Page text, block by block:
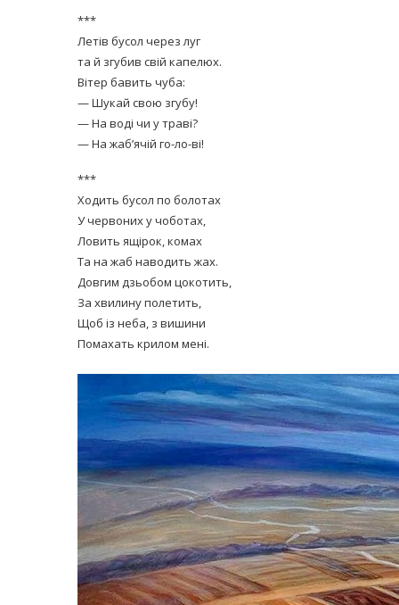
***
Летів бусол через луг
та й згубив свій капелюх.
Вітер бавить чуба:
— Шукай свою згубу!
— На воді чи у траві?
— На жаб’ячій го-ло-ві!
***
Ходить бусол по болотах
У червоних у чоботах,
Ловить ящірок, комах
Та на жаб наводить жах.
Довгим дзьобом цокотить,
За хвилину полетить,
Щоб із неба, з вишини
Помахать крилом мені.